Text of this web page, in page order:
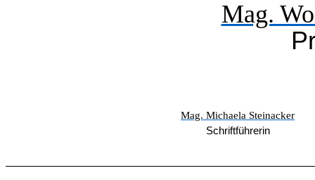
Mag.
Mag. Michaela Steinacker
Schriftführerin